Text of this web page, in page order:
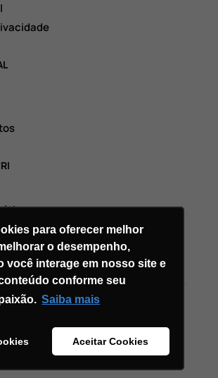
para oferecer melhor
o desempenho,
você interage em nosso site e
conforme seu
Saiba mais
Aceitar Cookies